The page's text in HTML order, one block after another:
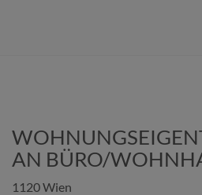
AN BÜRO/
1120 Wien